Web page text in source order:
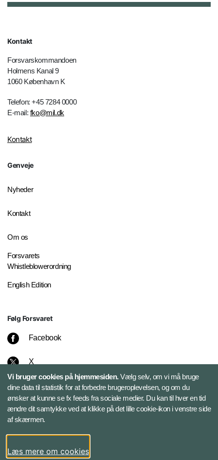
Kontakt
Forsvarskommandoen
Holmens Kanal 9
1060 København K
Telefon: +45 7284 0000
E-mail: fko@mil.dk
Kontakt
Genveje
Nyheder
Kontakt
Om os
Forsvarets
Whistleblowerordning
English Edition
Følg Forsvaret
Facebook
X
Instagram
Bluesky
LinkedIn
Vi bruger cookies på hjemmesiden.Vælg selv, om vi må bruge
dine data til statistik for at forbedre brugeroplevelsen, og om du
ønsker at kunne se fx feeds fra sociale medier. Du kan til hver en tid
ændre dit samtykke ved at klikke på det lille cookie-ikon i venstre side
af skærmen.
Læs mere om cookies